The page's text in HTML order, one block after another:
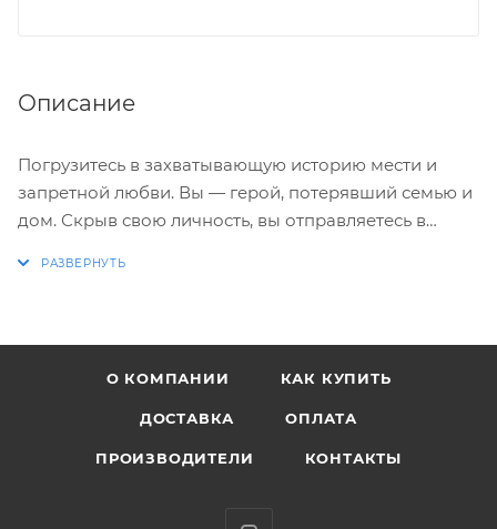
Описание
Погрузитесь в захватывающую историю мести и
запретной любви. Вы — герой, потерявший семью и
дом. Скрыв свою личность, вы отправляетесь в
Это интерактивное фэнтези предлагает вам
уникальный опыт: ваши решения меняют сюжет.
распутывайте хитросплетения политических интриг
О КОМПАНИИ КАК КУПИТЬ
ДОСТАВКА ОПЛАТА
ПРОИЗВОДИТЕЛИ КОНТАКТЫ